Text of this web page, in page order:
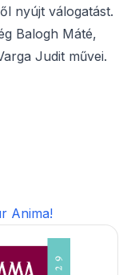
nyújt válogatást.
Balogh Máté,
Judit művei.
Anima!